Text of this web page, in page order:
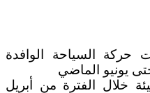
السياحة الوافدة
يونيو الماضي
خلال الفترة من أبريل